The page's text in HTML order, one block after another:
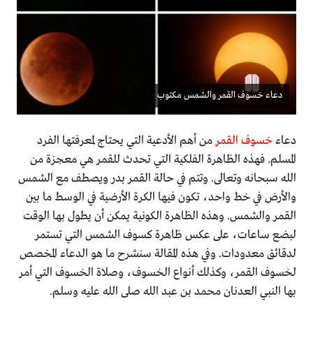
دعاء خسوف القمر والشمس مكتوب
دعاءخسوف القمر من أهم الأدعية التي يحتاج لمعرفتها الفرد
المسلم. فهذه الظاهرة الفلكية التي تحدث للقمر هي معجزة من
الله سبحانه وتعالى. وتتم في حالة القمر بدر ويصطف مع الشمس
والأرض في خط واحد، تكون فيها الكرة الأرضية في الوسط ما بين
القمر والشمس. وهذه الظاهرة الكونية يمكن أن يطول بها الوقت
لبضع ساعات، على عكس ظاهرة كسوف الشمس التي تستمر
لدقائق معدودات. وفي هذه المقالة سنشرح ما هو الدعاء المخصص
لخسوف القمر، وكذلك أنواع الخسوف، وصلاة الخسوف التي أمر
بها النبي العدنان محمد بن عبد الله صلى الله عليه وسلم.